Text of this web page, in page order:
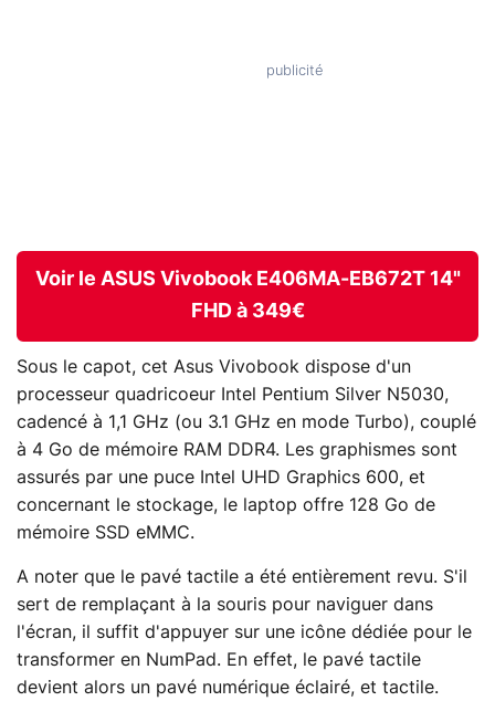
Voir le ASUS Vivobook E406MA-EB672T 14"
FHD à 349€
Sous le capot, cet Asus Vivobook dispose d'un
processeur quadricoeur Intel Pentium Silver N5030,
cadencé à 1,1 GHz (ou 3.1 GHz en mode Turbo), couplé
à 4 Go de mémoire RAM DDR4. Les graphismes sont
assurés par une puce Intel UHD Graphics 600, et
concernant le stockage, le laptop offre 128 Go de
mémoire SSD eMMC.
A noter que le pavé tactile a été entièrement revu. S'il
sert de remplaçant à la souris pour naviguer dans
l'écran, il suffit d'appuyer sur une icône dédiée pour le
transformer en NumPad. En effet, le pavé tactile
devient alors un pavé numérique éclairé, et tactile.